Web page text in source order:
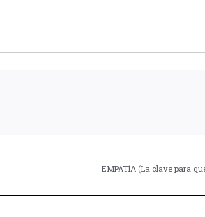
EMPATÍA (La clave para